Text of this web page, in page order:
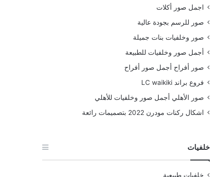
اجمل صور أكلات
صور للرسم بجودة عالية
صور وخلفيات بنات جميلة
أجمل صور وخلفيات للطبيعة
صور أفراح أجمل صور أفراح
فروع براند LC waikiki
صور الأهلي أجمل صور وخلفيات للأهلي
اشكال ركنات مودرن 2022 بتصميمات رائعة
خلفيات
خلفيات طبيعية